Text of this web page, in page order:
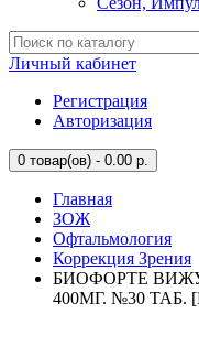
Личный кабинет
Регистрация
Авторизация
0 товар(ов) - 0.00 р.
Главная
ЗОЖ
Офтальмология
Коррекция Зрения
БИОФОРТЕ
400МГ. №30 ТАБ.